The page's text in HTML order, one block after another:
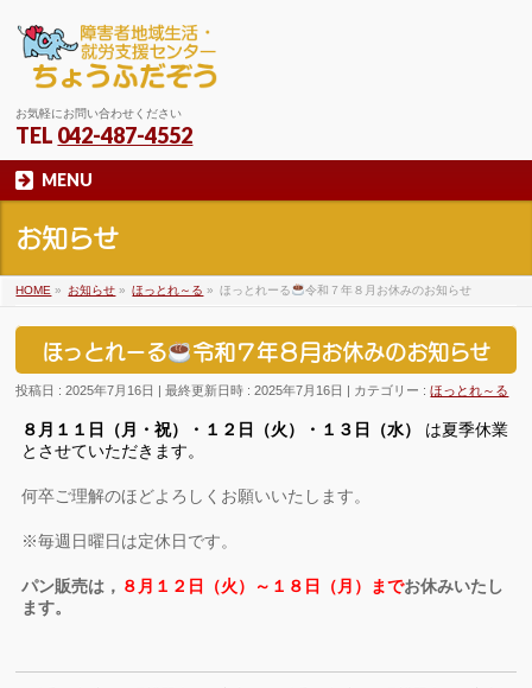
お気軽にお問い合わせください
TEL 042-487-4552
MENU
お知らせ
HOME » お知らせ » ほっとれ～る » ほっとれーる 令和７年８月お休みのお知らせ
ほっとれーる 令和７年８月お休みのお知らせ
投稿日 : 2025年7月16日 最終更新日時 : 2025年7月16日 カテゴリー :ほっとれ～る
８月１１日（月・祝）・１２日（火）・１３日（水）
は夏季休業
とさせていただきます。
何卒ご理解のほどよろしくお願いいたします。
※毎週日曜日は定休日です。
パン販売は， ８月１２日（火）～１８日（月）までお休みいたし
ます。